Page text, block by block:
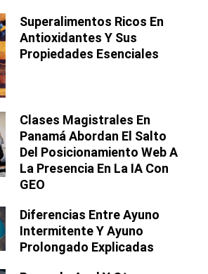
Superalimentos Ricos En
Antioxidantes Y Sus
Propiedades Esenciales
Clases Magistrales En
Panamá Abordan El Salto
Del Posicionamiento Web A
La Presencia En La IA Con
GEO
Diferencias Entre Ayuno
Intermitente Y Ayuno
Prolongado Explicadas